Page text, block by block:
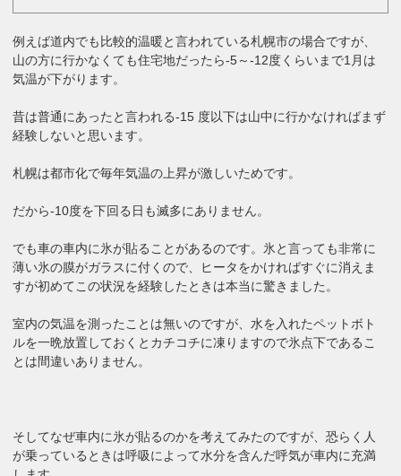
例えば道内でも比較的温暖と言われている札幌市の場合ですが、
山の方に行かなくても住宅地だったら-5～-12度くらいまで1月は
気温が下がります。
昔は普通にあったと言われる-15 度以下は山中に行かなければまず
経験しないと思います。
札幌は都市化で毎年気温の上昇が激しいためです。
だから-10度を下回る日も滅多にありません。
でも車の車内に氷が貼ることがあるのです。氷と言っても非常に
薄い氷の膜がガラスに付くので、ヒータをかければすぐに消えま
すが初めてこの状況を経験したときは本当に驚きました。
室内の気温を測ったことは無いのですが、水を入れたペットボト
ルを一晩放置しておくとカチコチに凍りますので氷点下であるこ
とは間違いありません。
そしてなぜ車内に氷が貼るのかを考えてみたのですが、恐らく人
が乗っているときは呼吸によって水分を含んだ呼気が車内に充満